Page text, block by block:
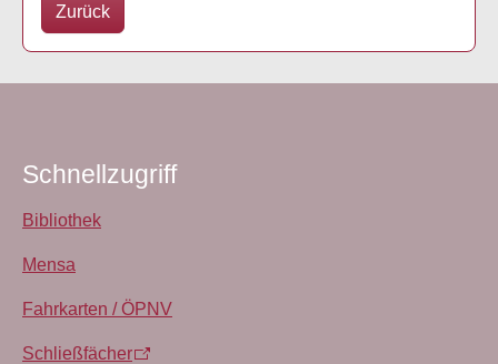
Zurück
Schnellzugriff
Bibliothek
Mensa
Fahrkarten / ÖPNV
Schließfächer